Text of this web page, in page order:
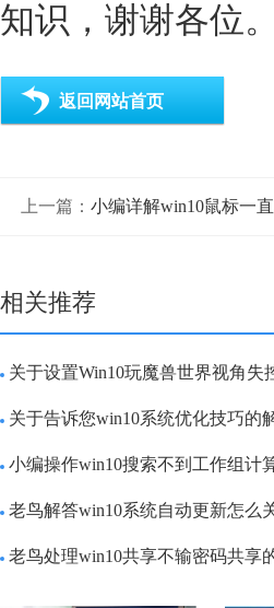
知识，谢谢各位。
返回网站首页
上一篇： 小编详解win10鼠标一直转
相关推荐
关于设置Win10玩魔兽世界视角失
关于告诉您win10系统优化技巧的
小编操作win10搜索不到工作组计
老鸟解答win10系统自动更新怎么
老鸟处理win10共享不输密码共享